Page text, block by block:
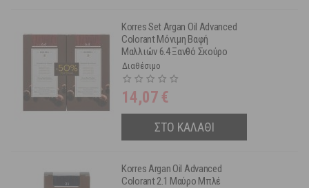
Korres Set Argan Oil Advanced
Colorant Μόνιμη Βαφή
Μαλλιών 6.4 Ξανθό Σκούρο
Χάλκινο 2τμχ -50% Στη 2η
Βαφή
Διαθέσιμο
14,07 €
ΣΤΟ ΚΑΛΑΘΙ
Korres Argan Oil Advanced
Colorant 2.1 Μαύρο Μπλέ